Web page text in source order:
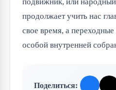
подвижник, или
продолжает учить нас
свое время, а
особой внутренней
Поделиться: